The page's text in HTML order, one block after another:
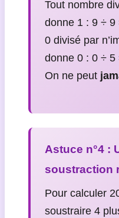
Tout nombre
donne 1 : 9 ÷ 9
0 divisé par
donne 0 : 0 ÷ 5
On ne peut
Astuce n°4 :
soustraction
Pour calculer
soustraire 4